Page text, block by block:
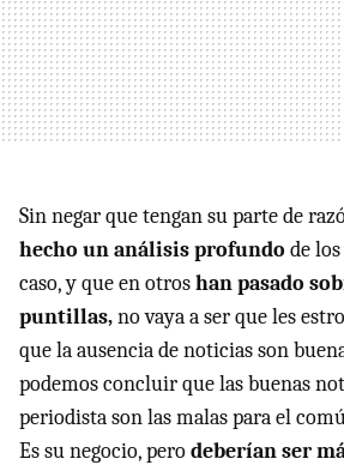
Sin negar que tengan su parte de
hecho un análisis profundo de
caso, y que en otroshan pasado
puntillas,no vaya a ser que les
que la ausencia de noticias son
podemos concluir que las buenas
periodista son las malas para el
Es su negocio, perodeberían ser